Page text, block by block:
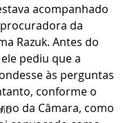
acompanhado
da
Razuk. Antes do
pediu que a
às perguntas
conforme o
da Câmara, como